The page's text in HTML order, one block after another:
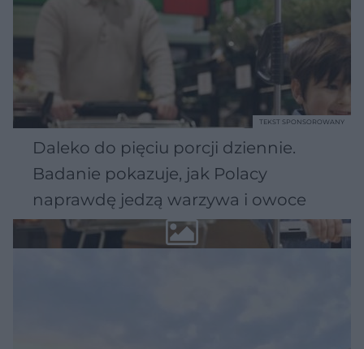
Daleko do pięciu porcji dziennie.
Badanie pokazuje, jak Polacy
naprawdę jedzą warzywa i owoce
TEKST SPONSOROWANY